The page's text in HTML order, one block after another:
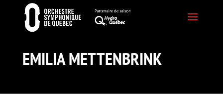
EMILIA METTENBRINK